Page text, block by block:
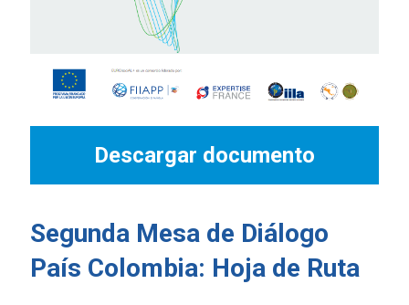
Descargar documento
Segunda Mesa de Diálogo
País Colombia: Hoja de Ruta